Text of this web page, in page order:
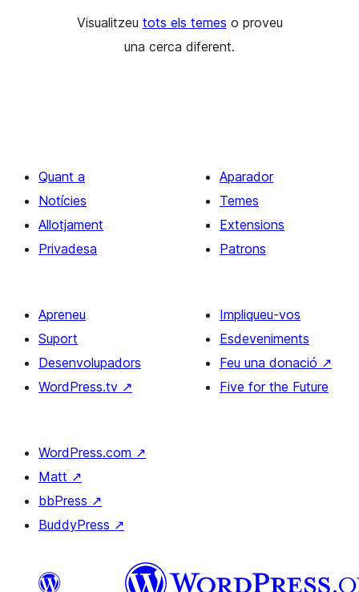
Visualitzeu tots els temes o proveu
una cerca diferent.
Quant a
Notícies
Allotjament
Privadesa
Aparador
Temes
Extensions
Patrons
Apreneu
Suport
Desenvolupadors
WordPress.tv ↗
Impliqueu-vos
Esdeveniments
Feu una donació ↗
Five for the Future
WordPress.com ↗
Matt ↗
bbPress ↗
BuddyPress ↗